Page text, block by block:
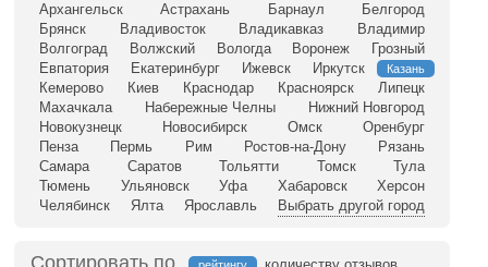
Архангельск
Астрахань Барнаул
Белгород
Брянск
Владивосток Владикавказ
Владимир
Волгоград
Волжский Вологда Воронеж
Грозный
Евпатория
Екатеринбург Ижевск Иркутск Казань
Кемерово Киев Краснодар Красноярск
Липецк
Махачкала
Набережные Челны
Нижний Новгород
Новокузнецк
Новосибирск Омск
Оренбург
Пенза
Пермь Рим Ростов-на-Дону
Рязань
Самара
Саратов Тольятти Томск
Тула
Тюмень
Ульяновск Уфа Хабаровск
Херсон
Челябинск
Ялта Ярославль Выбрать другой город
Сортировать по